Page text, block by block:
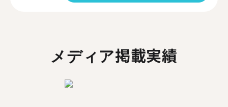
メディア掲載実績